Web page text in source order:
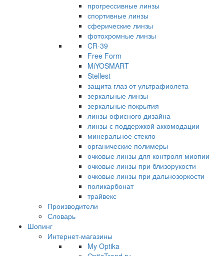
прогрессивные линзы
спортивные линзы
сферические линзы
фотохромные линзы
CR-39
Free Form
MiYOSMART
Stellest
защита глаз от ультрафиолета
зеркальные линзы
зеркальные покрытия
линзы офисного дизайна
линзы с поддержкой аккомодации
минеральное стекло
органические полимеры
очковые линзы для контроля миопии
очковые линзы при близорукости
очковые линзы при дальнозоркости
поликарбонат
трайвекс
Производители
Словарь
Шопинг
Интернет-магазины
My Optika